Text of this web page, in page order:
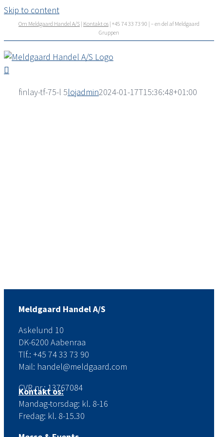
Skip to content
Om Meldgaard Handel A/S | Kontakt os | +45 74 33 73 90 | – en del af Meldgaard
Gruppen
finlay-tf-75-l 5lojadmin2024-01-17T15:36:48+01:00
Meldgaard Handel A/S
Askelund 10
DK-6200 Aabenraa
Tlf.: +45 74 33 73 90
Mail: handel@meldgaard.com
CVR.nr.: 13767084
Kontakt os:
Mandag-torsdag: kl. 8-16
Fredag: kl. 8-15.30